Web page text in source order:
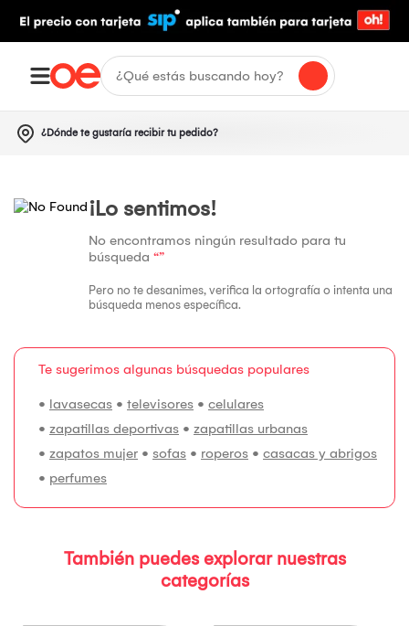
¿Dónde te gustaría recibir tu pedido?
¡Lo sentimos!
No encontramos ningún resultado para tu
búsqueda “”
Pero no te desanimes, verifica la ortografía o intenta una
búsqueda menos específica.
Te sugerimos algunas búsquedas populares
• lavasecas • televisores • celulares
• zapatillas deportivas • zapatillas urbanas
• zapatos mujer • sofas • roperos • casacas y abrigos
• perfumes
También puedes explorar nuestras
categorías